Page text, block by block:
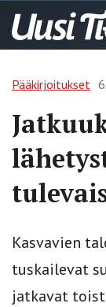
Pääkirjoitukset
Kasvavien
tuskailevat
jatkavat